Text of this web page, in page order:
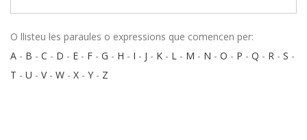
O llisteu les paraules o expressions que comencen per:
A - B - C - D - E - F - G - H - I - J - K - L - M - N - O - P - Q - R - S -
T - U - V- W - X - Y - Z